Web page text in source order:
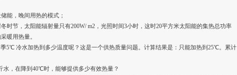
能，晚间用热的模式；
时节，太阳能辐射量只有200W/ m2，光照时间3小时，这时20平方米太阳能的集热总功率
暖用热量。
5℃ 冷水加热到多少温度呢？这是一个供热质量问题。计算结果是：只能加热到25℃。累计
，在降到40℃时，能够提供多少有效热量？